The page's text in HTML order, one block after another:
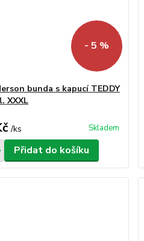
- 5 %
bunda s kapucí TEDDY
XXXL
/ks Skladem
Přidat do košíku